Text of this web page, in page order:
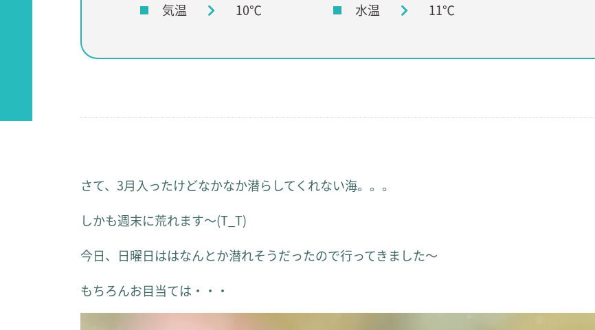
気温 10℃ 水温 11℃
さて、3月入ったけどなかなか潜らしてくれない海。。。
しかも週末に荒れます～(T_T)
今日、日曜日ははなんとか潜れそうだったので行ってきました～
もちろんお目当ては・・・